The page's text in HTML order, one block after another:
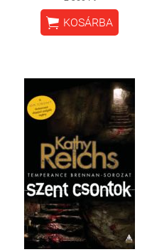
 KOSÁRBA